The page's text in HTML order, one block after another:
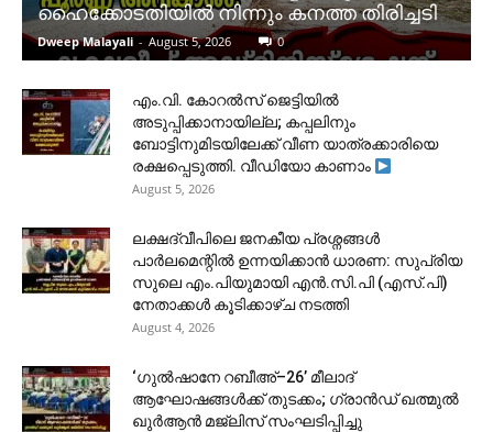
ഹൈക്കോടതിയിൽ നിന്നും കനത്ത തിരിച്ചടി
Dweep Malayali - August 5, 2026 0
​എം.വി. കോറൽസ് ജെട്ടിയിൽ
അടുപ്പിക്കാനായില്ല; കപ്പലിനും
ബോട്ടിനുമിടയിലേക്ക് വീണ യാത്രക്കാരിയെ
രക്ഷപ്പെടുത്തി. വീഡിയോ കാണാം
August 5, 2026
ലക്ഷദ്വീപിലെ ജനകീയ പ്രശ്നങ്ങൾ
പാർലമെന്റിൽ ഉന്നയിക്കാൻ ധാരണ: സുപ്രിയ
സുലെ എം.പിയുമായി എൻ.സി.പി (എസ്.പി)
നേതാക്കൾ കൂടിക്കാഴ്ച നടത്തി
August 4, 2026
‘ഗുൽഷാനേ റബീഅ്–26’ മീലാദ്
ആഘോഷങ്ങൾക്ക് തുടക്കം; ഗ്രാൻഡ് ഖത്മുൽ
ഖുർആൻ മജ്‌ലിസ് സംഘടിപ്പിച്ചു